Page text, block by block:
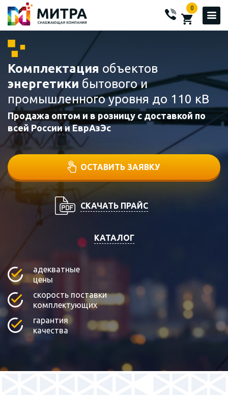
0
Комплектация объектов
энергетики бытового и
промышленного уровня до 110 кВ
Продажа оптом и в розницу с доставкой по
всей России и ЕврАзЭс
ОСТАВИТЬ ЗАЯВКУ
СКАЧАТЬ ПРАЙС
КАТАЛОГ
адекватные
цены
скорость поставки
комплектующих
гарантия
качества